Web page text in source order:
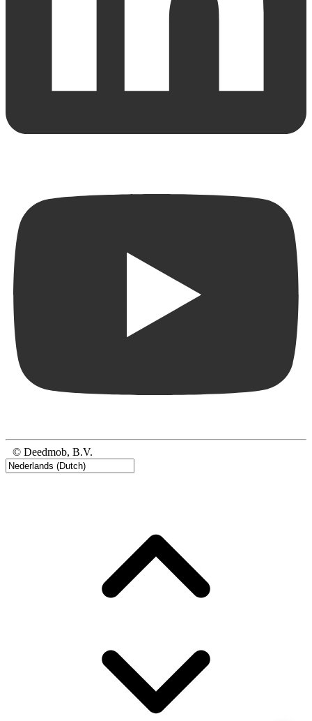
© Deedmob, B.V.